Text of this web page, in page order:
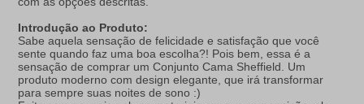
Introdução ao Produto:
Sabe aquela sensação de felicidade e satisfação que você
sente quando faz uma boa escolha?! Pois bem, essa é a
sensação de comprar um Conjunto Cama Sheffield. Um
produto moderno com design elegante, que irá transformar
para sempre suas noites de sono :)